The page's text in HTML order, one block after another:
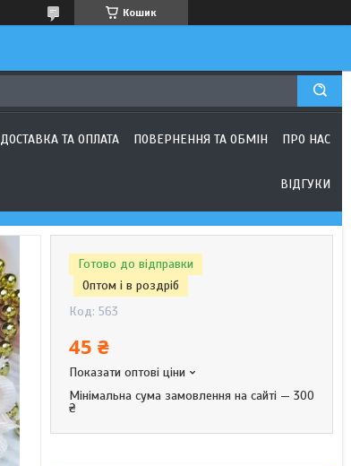
Кошик
ДОСТАВКА ТА ОПЛАТА ПОВЕРНЕННЯ ТА ОБМІН ПРО НАС
ВІДГУКИ
Готово до відправки
Оптом і в роздріб
Код: 563
45 ₴
Показати оптові ціни
Мінімальна сума замовлення на сайті — 300
₴